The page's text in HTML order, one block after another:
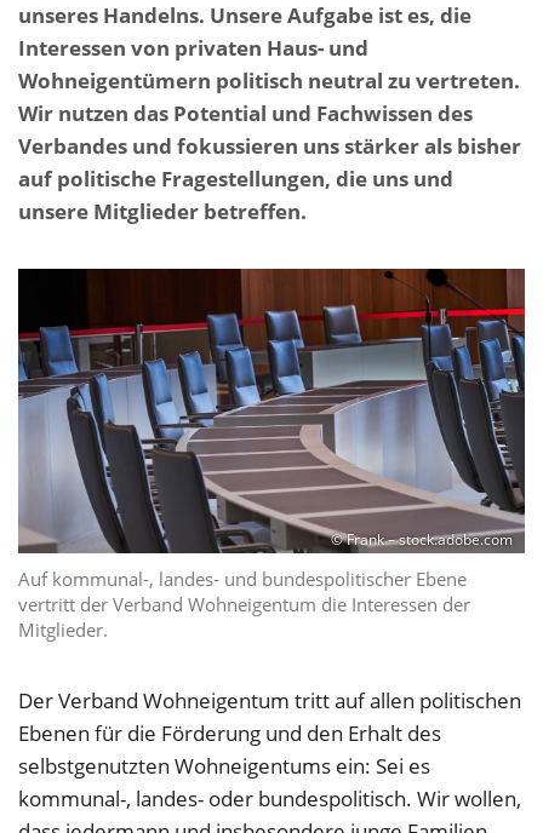
unseres Handelns. Unsere Aufgabe ist es, die
Interessen von privaten Haus- und
Wohneigentümern politisch neutral zu vertreten.
Wir nutzen das Potential und Fachwissen des
Verbandes und fokussieren uns stärker als bisher
auf politische Fragestellungen, die uns und
unsere Mitglieder betreffen.
© Frank – stock.adobe.com
Auf kommunal-, landes- und bundespolitischer Ebene
vertritt der Verband Wohneigentum die Interessen der
Mitglieder.
Der Verband Wohneigentum tritt auf allen politischen
Ebenen für die Förderung und den Erhalt des
selbstgenutzten Wohneigentums ein: Sei es
kommunal-, landes- oder bundespolitisch. Wir wollen,